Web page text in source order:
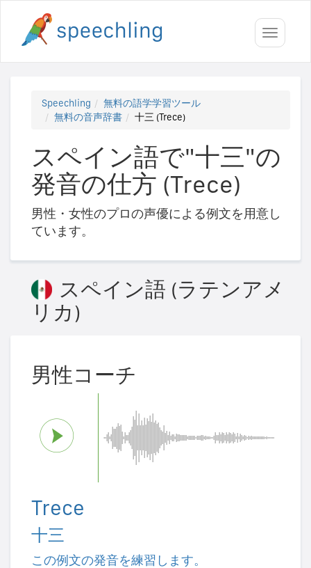
Toggle
Speechling
無料の語学学習ツール
無料の音声辞書
十三 (Trece)
スペイン語で"十三"の
発音の仕方 (Trece)
男性・女性のプロの声優による例文を用意し
ています。
スペイン語 (ラテンアメ
リカ)
男性コーチ
Trece
十三
この例文の発音を練習します。